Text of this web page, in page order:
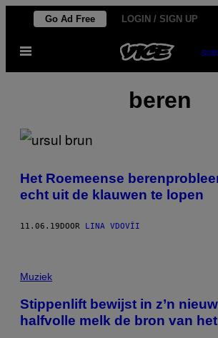
de
Go Ad Free LOGIN / SIGN UP
Open
beren
Het Roemeense
echt uit de klauwen te lopen
11.06.19 DOOR LINA VDOVÎI
Muziek
Stippenlift bewijst in z’n
halfvolle melk de bron van